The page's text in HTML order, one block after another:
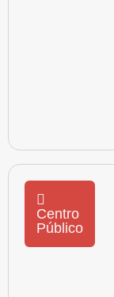
Centro
Público